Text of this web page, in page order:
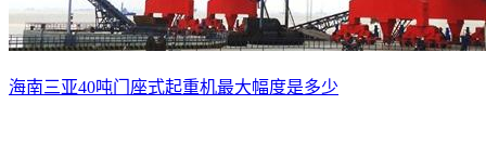
海南三亚40吨门座式起重机最大幅度是多少